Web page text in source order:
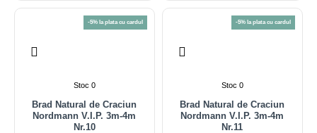
-5% la plata cu cardul
Stoc 0
Brad Natural de Craciun
Nordmann V.I.P. 3m-4m
Nr.10
-5% la plata cu cardul
Stoc 0
Brad Natural de Craciun
Nordmann V.I.P. 3m-4m
Nr.11